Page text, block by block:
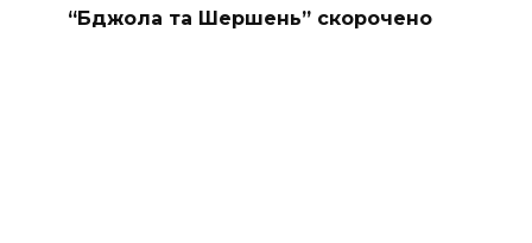
“Бджола та Шершень” скорочено